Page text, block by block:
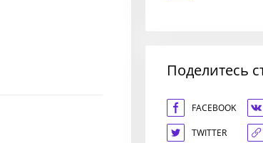
Поделитесь
FACEBOOK
TWITTER